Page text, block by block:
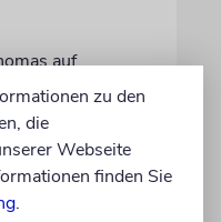
auf
Dann sah sie
wurde zur
zu den
die
Webseite
finden Sie
.